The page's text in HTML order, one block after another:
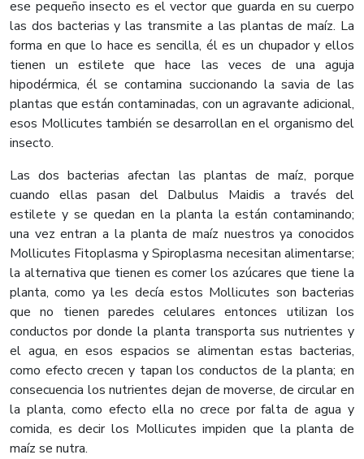
ese pequeño insecto es el vector que guarda en su cuerpo
las dos bacterias y las transmite a las plantas de maíz. La
forma en que lo hace es sencilla, él es un chupador y ellos
tienen un estilete que hace las veces de una aguja
hipodérmica, él se contamina succionando la savia de las
plantas que están contaminadas, con un agravante adicional,
esos Mollicutes también se desarrollan en el organismo del
insecto.
Las dos bacterias afectan las plantas de maíz, porque
cuando ellas pasan del Dalbulus Maidis a través del
estilete y se quedan en la planta la están contaminando;
una vez entran a la planta de maíz nuestros ya conocidos
Mollicutes Fitoplasma y Spiroplasma necesitan alimentarse;
la alternativa que tienen es comer los azúcares que tiene la
planta, como ya les decía estos Mollicutes son bacterias
que no tienen paredes celulares entonces utilizan los
conductos por donde la planta transporta sus nutrientes y
el agua, en esos espacios se alimentan estas bacterias,
como efecto crecen y tapan los conductos de la planta; en
consecuencia los nutrientes dejan de moverse, de circular en
la planta, como efecto ella no crece por falta de agua y
comida, es decir los Mollicutes impiden que la planta de
maíz se nutra.